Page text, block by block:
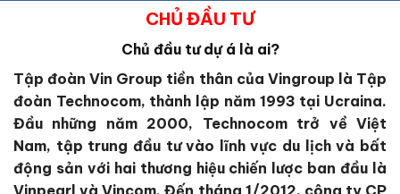
CHỦ ĐẦU TƯ
Chủ đầu tư dự á là ai?
Tập đoàn Vin Group tiền thân của Vingroup là Tập
đoàn Technocom, thành lập năm 1993 tại Ucraina.
Đầu những năm 2000, Technocom trở về Việt
Nam, tập trung đầu tư vào lĩnh vực du lịch và bất
động sản với hai thương hiệu chiến lược ban đầu là
Vinpearl và Vincom. Đến tháng 1/2012, công ty CP